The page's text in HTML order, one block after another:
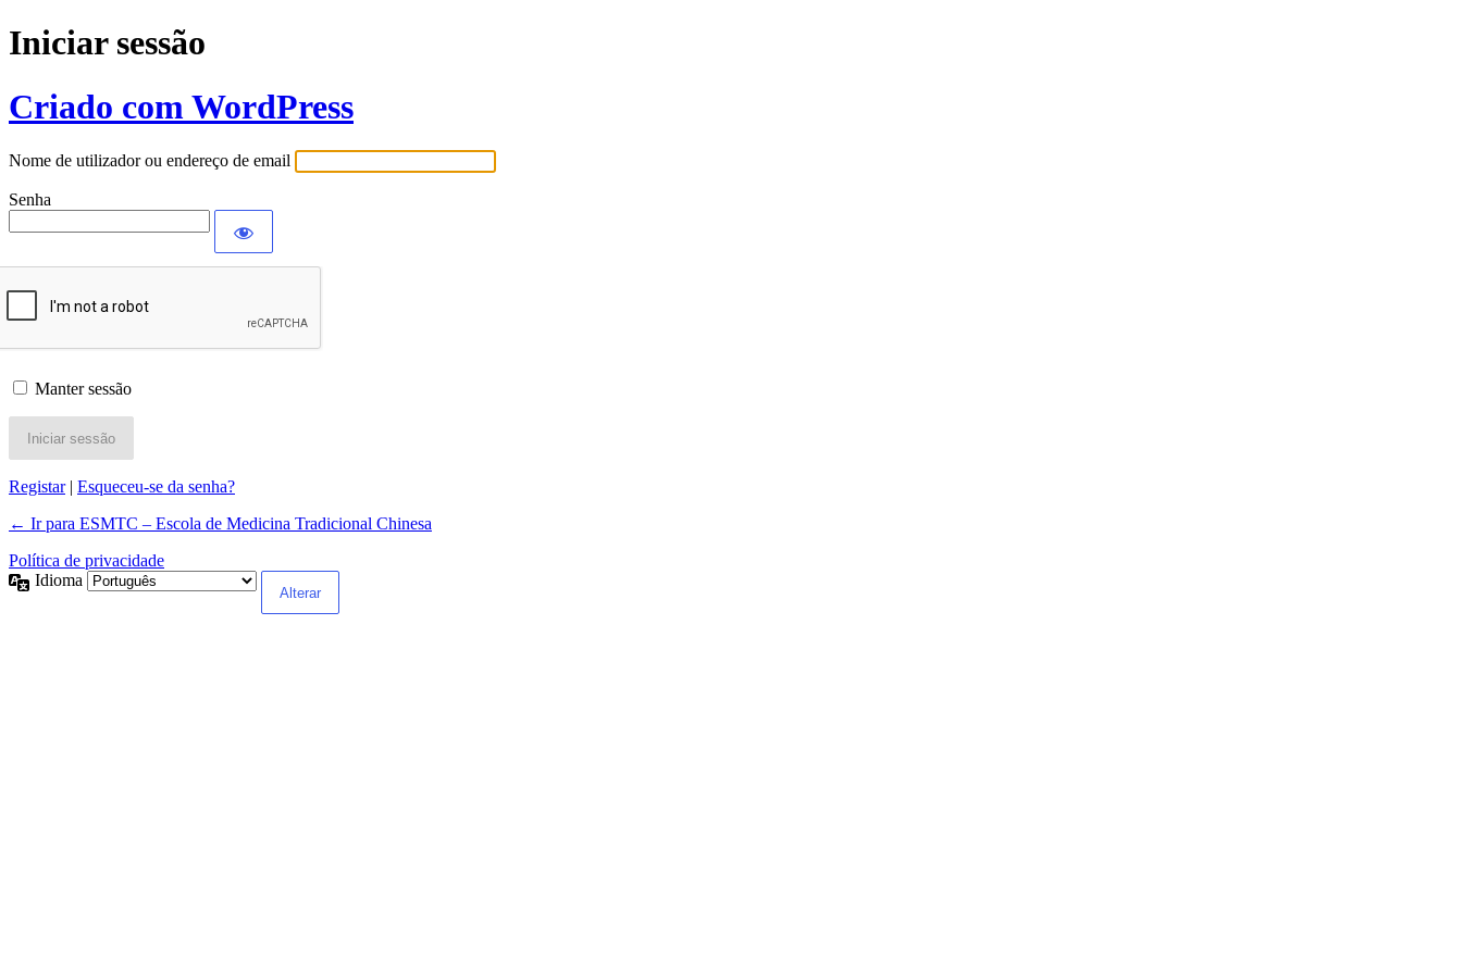
Iniciar sessão
Criado com WordPress
Nome de utilizador ou endereço de email
Senha
Manter sessão
Registar| Esqueceu-se da senha?
← Ir para ESMTC – Escola de Medicina Tradicional Chinesa
Política de privacidade
Idioma